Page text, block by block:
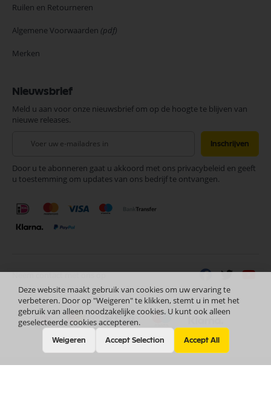
Ruilen en Retourneren
Algemene Voorwaarden (pdf)
Merken
Nieuwsbrief
Meld u aan voor onze nieuwsbrief om op de hoogte te blijven van
nieuwe releases.
onze
nieuwsbrief
Inschrijven
Door u te abonneren gaat u akkoord met ons privacybeleid en geeft
u toestemming om updates van ons bedrijf te ontvangen.
Neem contact met ons op
Deze website maakt gebruik van cookies om uw ervaring te
verbeteren. Door op "Weigeren" te klikken, stemt u in met het
gebruik van alleen noodzakelijke cookies. U kunt ook alleen
geselecteerde cookies accepteren.
Weigeren Accept Selection Accept All